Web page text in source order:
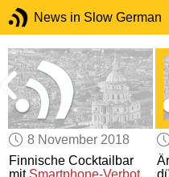
News in Slow German
8 November 2018
Finnische Cocktailbar